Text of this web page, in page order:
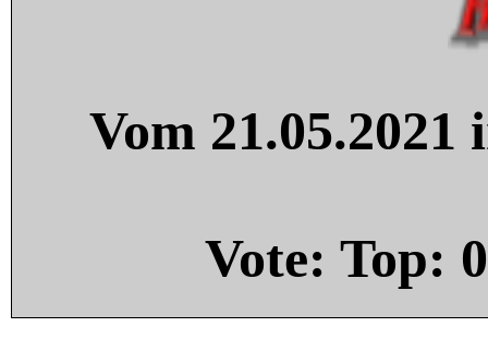
Vom
Vote: Top: 0